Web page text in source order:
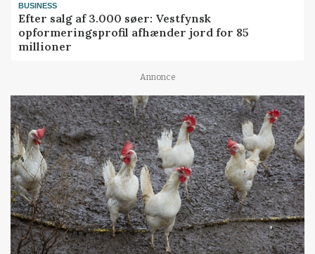
BUSINESS
Efter salg af 3.000 søer: Vestfynsk
opformeringsprofil afhænder jord for 85
millioner
Annonce